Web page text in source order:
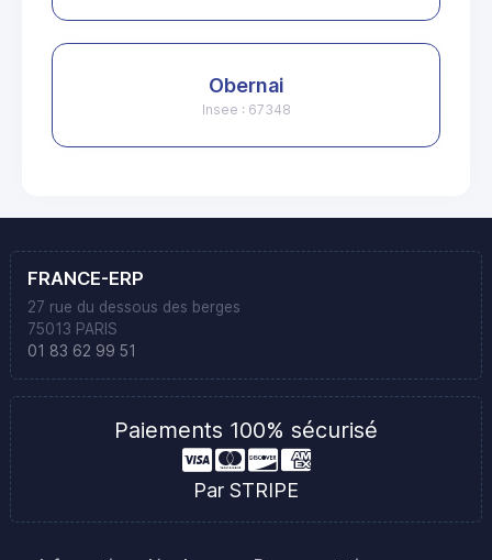
Obernai
Insee : 67348
FRANCE-ERP
27 rue du dessous des berges
75013 PARIS
01 83 62 99 51
Paiements 100% sécurisé
Par STRIPE